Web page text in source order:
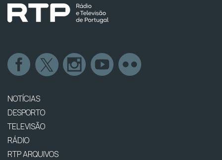
NOTÍCIAS
DESPORTO
TELEVISÃO
RÁDIO
RTP ARQUIVOS